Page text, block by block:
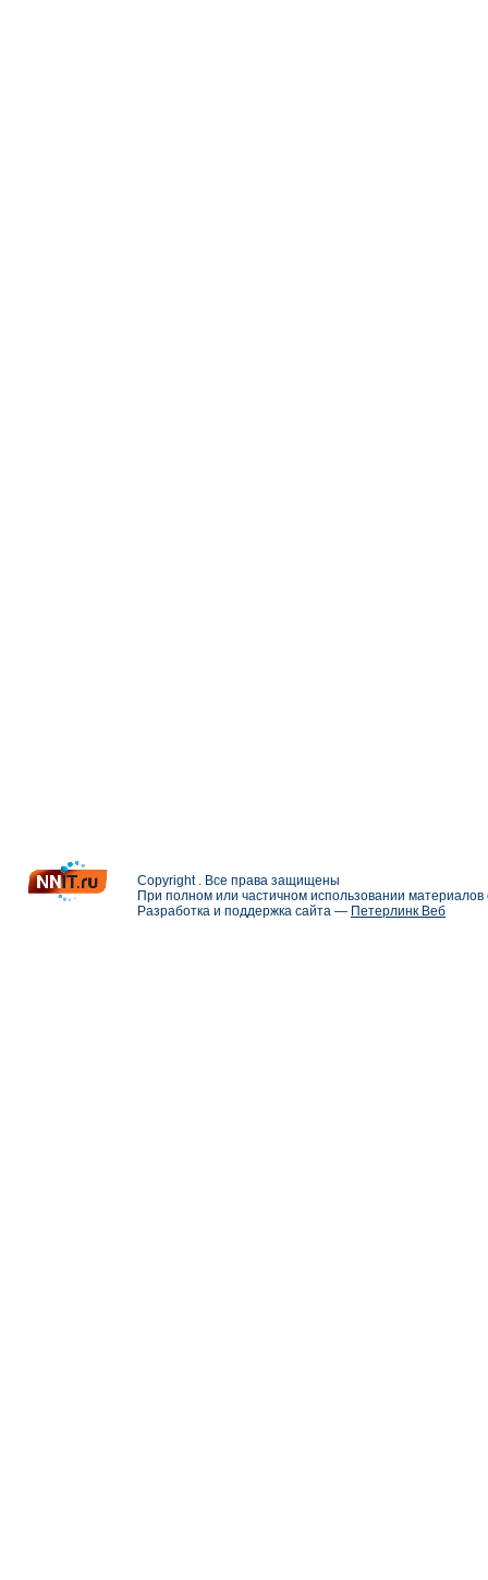
Copyright . Все права защищены
При полном или частичном использовании
Разработка и поддержка сайта — Петерлинк Веб